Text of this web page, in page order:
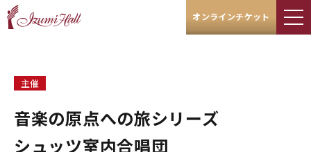
オンラインチケット
主催
音楽の原点への旅シリーズ
シュッツ室内合唱団